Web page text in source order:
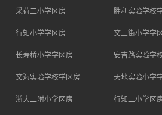
采荷二小学区房 胜利实验学校
行知小学学区房 文三街小学学
长寿桥小学学区房 安吉路实验学
文海实验学校学区房 天地实验小学
浙大二附小学区房 行知二小学区